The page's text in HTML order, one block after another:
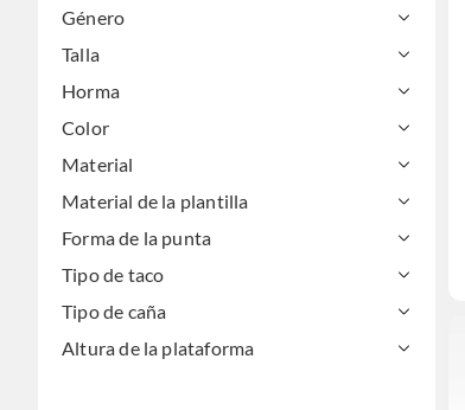
Género
Talla
Horma
Color
Material
Material de la plantilla
Forma de la punta
Tipo de taco
Tipo de caña
Altura de la plataforma